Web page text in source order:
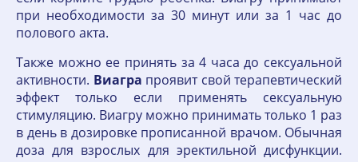
при необходимости за 30 минут или за 1 час до
полового акта.
Также можно ее принять за 4 часа до сексуальной
активности. Виагра проявит свой терапевтический
эффект только если применять сексуальную
стимуляцию. Виагру можно принимать только 1 раз
в день в дозировке прописанной врачом. Обычная
доза для взрослых для эректильной дисфункции.